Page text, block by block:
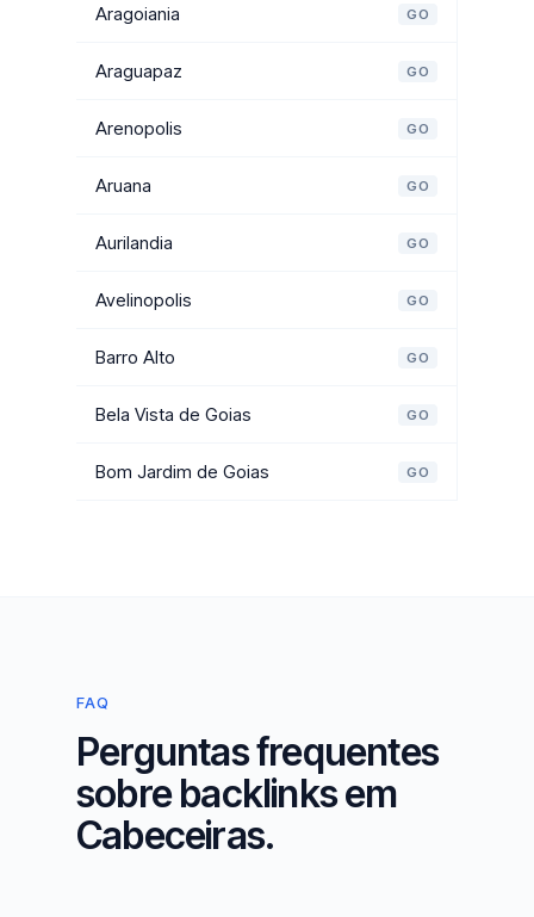
Aragoiania GO
Araguapaz GO
Arenopolis GO
Aruana GO
Aurilandia GO
Avelinopolis GO
Barro Alto GO
Bela Vista de Goias GO
Bom Jardim de Goias GO
FAQ
Perguntas frequentes
sobre backlinks em
Cabeceiras.